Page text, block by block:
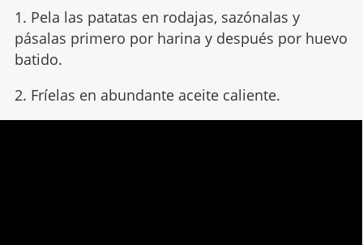
1. Pela las patatas en rodajas, sazónalas y
pásalas primero por harina y después por huevo
batido.
2. Fríelas en abundante aceite caliente.